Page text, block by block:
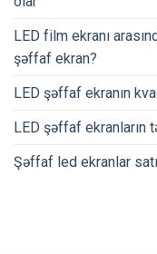
LED film ekranı
şəffaf ekran?
LED şəffaf ekranın
LED şəffaf ekranların
Şəffaf led ekranlar